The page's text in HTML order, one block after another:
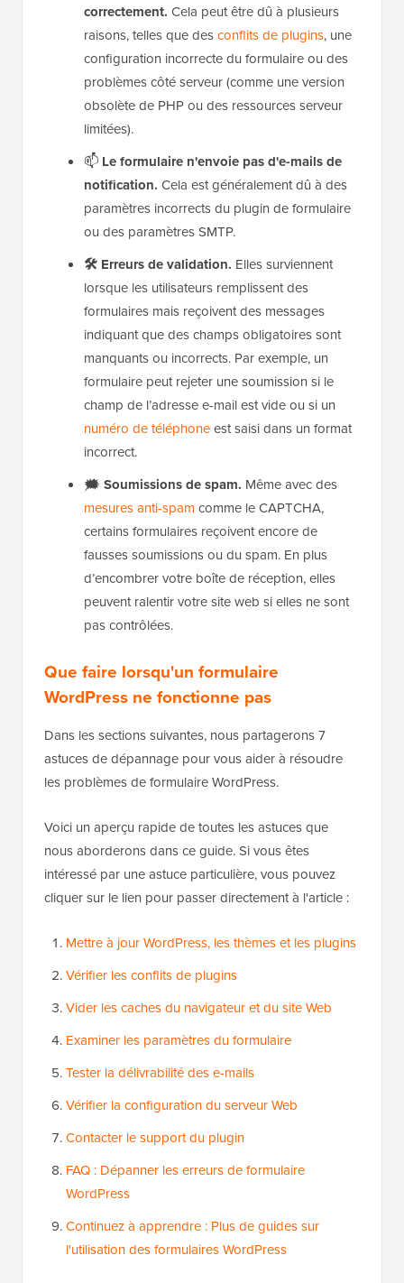
correctement. Cela peut être dû à plusieurs
raisons, telles que desconflits de plugins, une
configuration incorrecte du formulaire ou des
problèmes côté serveur (comme une version
obsolète de PHP ou des ressources serveur
limitées).
📫 Le formulaire n'envoie pas d'e-mails de
notification. Cela est généralement dû à des
paramètres incorrects du plugin de formulaire
ou des paramètres SMTP.
🛠️ Erreurs de validation. Elles surviennent
lorsque les utilisateurs remplissent des
formulaires mais reçoivent des messages
indiquant que des champs obligatoires sont
manquants ou incorrects. Par exemple, un
formulaire peut rejeter une soumission si le
champ de l’adresse e-mail est vide ou si un
numéro de téléphoneest saisi dans un format
incorrect.
🗯️Soumissions de spam. Même avec des
mesures anti-spam comme le CAPTCHA,
certains formulaires reçoivent encore de
fausses soumissions ou du spam. En plus
d’encombrer votre boîte de réception, elles
peuvent ralentir votre site web si elles ne sont
pas contrôlées.
Que faire lorsqu'un formulaire
WordPress ne fonctionne pas
Dans les sections suivantes, nous partagerons 7
astuces de dépannage pour vous aider à résoudre
les problèmes de formulaire WordPress.
Voici un aperçu rapide de toutes les astuces que
nous aborderons dans ce guide. Si vous êtes
intéressé par une astuce particulière, vous pouvez
cliquer sur le lien pour passer directement à l'article :
Mettre à jour WordPress, les thèmes et les plugins
Vérifier les conflits de plugins
Vider les caches du navigateur et du site Web
Examiner les paramètres du formulaire
Tester la délivrabilité des e-mails
Vérifier la configuration du serveur Web
Contacter le support du plugin
FAQ : Dépanner les erreurs de formulaire
WordPress
Continuez à apprendre : Plus de guides sur
l'utilisation des formulaires WordPress